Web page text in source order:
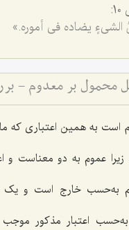
الشی‌ءٍ یضاده فی أموره.»
است به همین اعتباری که
زیرا عموم به دو معناست
به‌حسب خارج است و
اعتبار مذکور موجب